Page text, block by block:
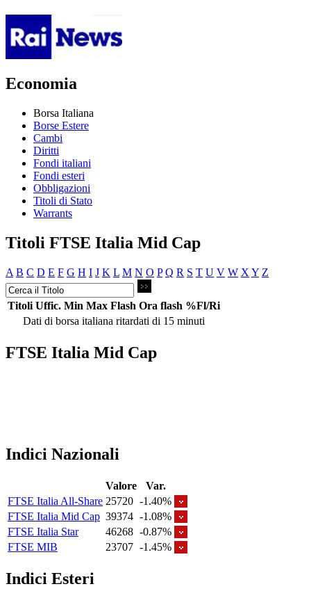
Economia
Borsa Italiana
Borse Estere
Cambi
Diritti
Fondi italiani
Fondi esteri
Obbligazioni
Titoli di Stato
Warrants
Titoli FTSE Italia Mid Cap
A B C D E F G H I J K L M N O P Q R S T U V W X Y Z
Titoli Uffic. Min Max Flash Ora flash %Fl/Ri
Dati di borsa italiana ritardati di 15 minuti
FTSE Italia Mid Cap
Indici Nazionali
Valore
Var.
FTSE Italia All-Share 25720 -1.40%
FTSE Italia Mid Cap 39374 -1.08%
FTSE Italia Star
46268 -0.87%
FTSE MIB
23707 -1.45%
Indici Esteri